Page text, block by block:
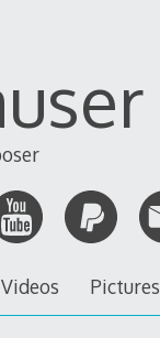
Videos Pictures